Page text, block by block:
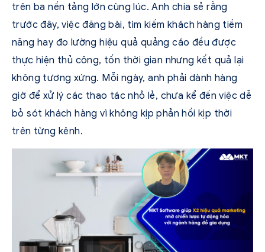
trên ba nền tảng lớn cùng lúc. Anh chia sẻ rằng
trước đây, việc đăng bài, tìm kiếm khách hàng tiềm
năng hay đo lường hiệu quả quảng cáo đều được
thực hiện thủ công, tốn thời gian nhưng kết quả lại
không tương xứng. Mỗi ngày, anh phải dành hàng
giờ để xử lý các thao tác nhỏ lẻ, chưa kể đến việc dễ
bỏ sót khách hàng vì không kịp phản hồi kịp thời
trên từng kênh.